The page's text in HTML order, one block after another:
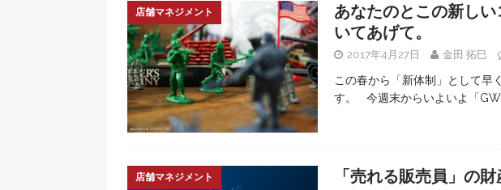
店舗マネジメント
あなたのとこの新し
いてあげて。
2017年4月27日 金田 拓巳
この春から「新体制」として早
す。 今週末からいよいよ「
店舗マネジメント 「売れる販売員」の財